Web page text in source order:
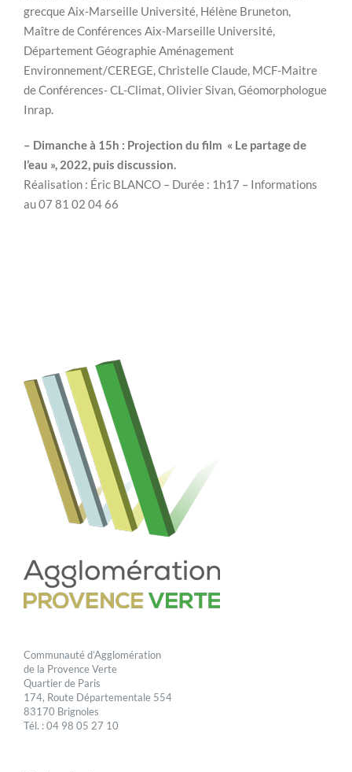
grecque Aix-Marseille Université, Hélène Bruneton,
Maître de Conférences Aix-Marseille Université,
Département Géographie Aménagement
Environnement/CEREGE, Christelle Claude, MCF-Maitre
de Conférences- CL-Climat, Olivier Sivan, Géomorphologue
Inrap.
– Dimanche à 15h : Projection du film « Le partage de
l’eau », 2022, puis discussion.
Réalisation : Éric BLANCO – Durée : 1h17 – Informations
au 07 81 02 04 66
Communauté d’Agglomération
de la Provence Verte
Quartier de Paris
174, Route Départementale 554
83170 Brignoles
Tél. : 04 98 05 27 10